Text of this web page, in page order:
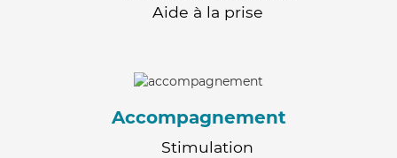
Aide à la prise
Accompagnement
Stimulation